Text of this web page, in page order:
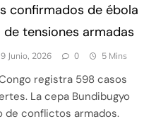
confirmados de ébola
tensiones armadas
9 Junio, 2026 0 5 Mins
registra 598 casos
La cepa Bundibugyo
de conflictos armados.